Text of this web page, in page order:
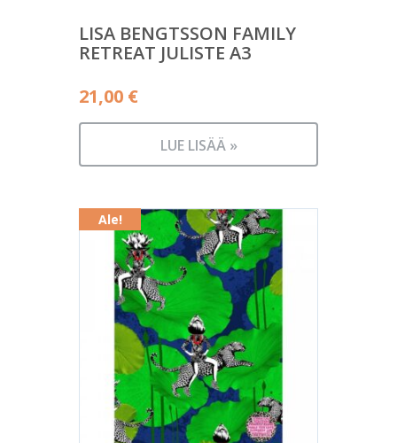
LISA BENGTSSON FAMILY
RETREAT JULISTE A3
21,00 €
LUE LISÄÄ »
Ale!